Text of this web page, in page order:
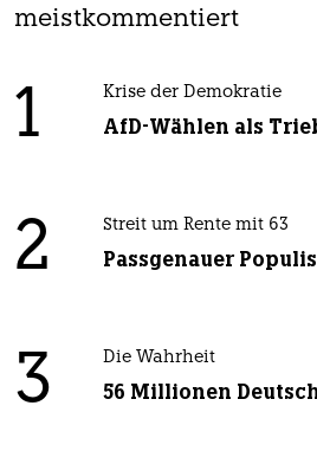
meistkommentiert
1 Krise der Demokratie
AfD-Wählen als
2 Streit um Rente mit 63
Passgenauer
3 Die Wahrheit
56 Millionen